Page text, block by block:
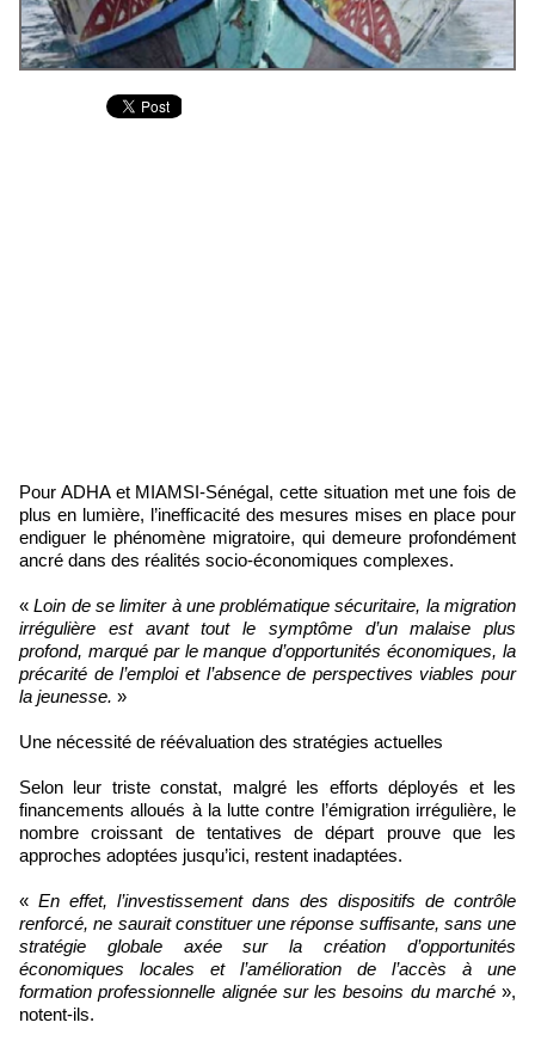
Pour ADHA et MIAMSI-Sénégal, cette situation met une fois de
plus en lumière, l’inefficacité des mesures mises en place pour
endiguer le phénomène migratoire, qui demeure profondément
ancré dans des réalités socio-économiques complexes.
«Loin de se limiter à une problématique sécuritaire, la migration
irrégulière est avant tout le symptôme d’un malaise plus
profond, marqué par le manque d’opportunités économiques, la
précarité de l’emploi et l’absence de perspectives viables pour
la jeunesse. »
Une nécessité de réévaluation des stratégies actuelles
Selon leur triste constat, malgré les efforts déployés et les
financements alloués à la lutte contre l’émigration irrégulière, le
nombre croissant de tentatives de départ prouve que les
approches adoptées jusqu’ici, restent inadaptées.
« En effet, l’investissement dans des dispositifs de contrôle
renforcé, ne saurait constituer une réponse suffisante, sans une
stratégie globale axée sur la création d’opportunités
économiques locales et l’amélioration de l’accès à une
formation professionnelle alignée sur les besoins du marché»,
notent-ils.